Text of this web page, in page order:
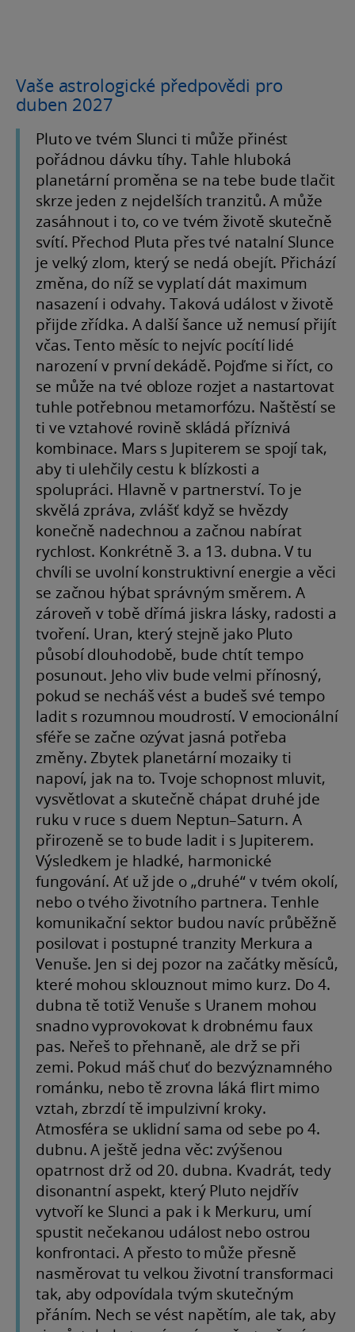
Vaše astrologické předpovědi pro
duben 2027
Pluto ve tvém Slunci ti může přinést
pořádnou dávku tíhy. Tahle hluboká
planetární proměna se na tebe bude tlačit
skrze jeden z nejdelších tranzitů. A může
zasáhnout i to, co ve tvém životě skutečně
svítí. Přechod Pluta přes tvé natalní Slunce
je velký zlom, který se nedá obejít. Přichází
změna, do níž se vyplatí dát maximum
nasazení i odvahy. Taková událost v životě
přijde zřídka. A další šance už nemusí přijít
včas. Tento měsíc to nejvíc pocítí lidé
narození v první dekádě. Pojďme si říct, co
se může na tvé obloze rozjet a nastartovat
tuhle potřebnou metamorfózu. Naštěstí se
ti ve vztahové rovině skládá příznivá
kombinace. Mars s Jupiterem se spojí tak,
aby ti ulehčily cestu k blízkosti a
spolupráci. Hlavně v partnerství. To je
skvělá zpráva, zvlášť když se hvězdy
konečně nadechnou a začnou nabírat
rychlost. Konkrétně 3. a 13. dubna. V tu
chvíli se uvolní konstruktivní energie a věci
se začnou hýbat správným směrem. A
zároveň v tobě dřímá jiskra lásky, radosti a
tvoření. Uran, který stejně jako Pluto
působí dlouhodobě, bude chtít tempo
posunout. Jeho vliv bude velmi přínosný,
pokud se necháš vést a budeš své tempo
ladit s rozumnou moudrostí. V emocionální
sféře se začne ozývat jasná potřeba
změny. Zbytek planetární mozaiky ti
napoví, jak na to. Tvoje schopnost mluvit,
vysvětlovat a skutečně chápat druhé jde
ruku v ruce s duem Neptun–Saturn. A
přirozeně se to bude ladit i s Jupiterem.
Výsledkem je hladké, harmonické
fungování. Ať už jde o „druhé“ v tvém okolí,
nebo o tvého životního partnera. Tenhle
komunikační sektor budou navíc průběžně
posilovat i postupné tranzity Merkura a
Venuše. Jen si dej pozor na začátky měsíců,
které mohou sklouznout mimo kurz. Do 4.
dubna tě totiž Venuše s Uranem mohou
snadno vyprovokovat k drobnému faux
pas. Neřeš to přehnaně, ale drž se při
zemi. Pokud máš chuť do bezvýznamného
románku, nebo tě zrovna láká flirt mimo
vztah, zbrzdí tě impulzivní kroky.
Atmosféra se uklidní sama od sebe po 4.
dubnu. A ještě jedna věc: zvýšenou
opatrnost drž od 20. dubna. Kvadrát, tedy
disonantní aspekt, který Pluto nejdřív
vytvoří ke Slunci a pak i k Merkuru, umí
spustit nečekanou událost nebo ostrou
konfrontaci. A přesto to může přesně
nasměrovat tu velkou životní transformaci
tak, aby odpovídala tvým skutečným
přáním. Nech se vést napětím, ale tak, aby